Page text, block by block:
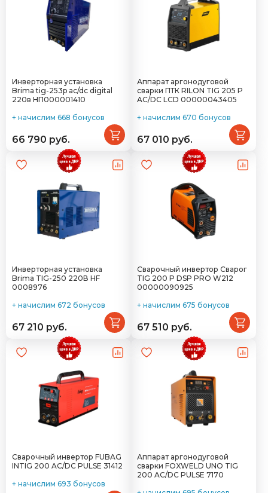
Инверторная установка
Brima tig-253p ac/dc digital
220в НП000001410
+ начислим 668 бонусов
66 790 руб.
Аппарат аргонодуговой
сварки ПТК RILON TIG 205 P
AC/DC LCD 00000043405
+ начислим 670 бонусов
67 010 руб.
Инверторная установка
Brima TIG-250 220В HF
0008976
+ начислим 672 бонусов
67 210 руб.
Сварочный инвертор Сварог
TIG 200 P DSP PRO W212
00000090925
+ начислим 675 бонусов
67 510 руб.
Сварочный инвертор FUBAG
INTIG 200 AC/DC PULSE 31412
+ начислим 693 бонусов
Аппарат аргонодуговой
сварки FOXWELD UNO TIG
200 AC/DC PULSE 7170